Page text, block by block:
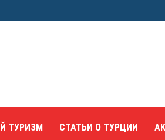
ТУРИЗМ СТАТЬИ О ТУРЦИИ